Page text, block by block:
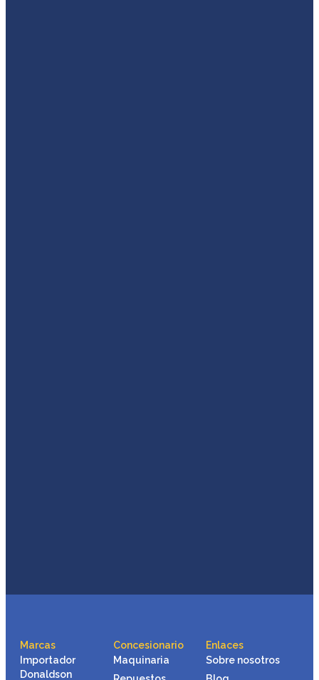
Marcas
Importador
Donaldson
Concesionario
Maquinaria
Enlaces
Sobre nosotros